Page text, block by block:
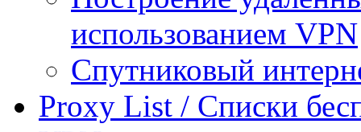
использованием VPN
Спутниковый
Proxy List / Списки